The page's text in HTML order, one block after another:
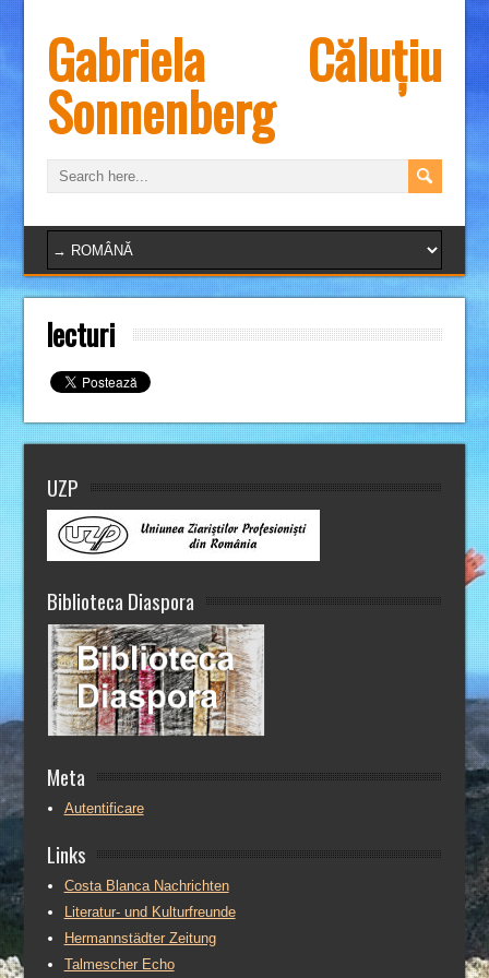
Gabriela Căluțiu
Sonnenberg
lecturi
UZP
Biblioteca Diaspora
Meta
Autentificare
Links
Costa Blanca Nachrichten
Literatur- und Kulturfreunde
Hermannstädter Zeitung
Talmescher Echo